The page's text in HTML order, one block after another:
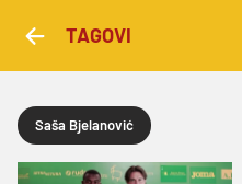
TAGOVI
Saša Bjelanović